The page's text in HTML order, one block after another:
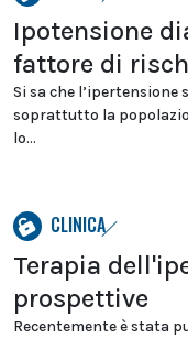
Ipotensione
fattore di
Si sa che l’ipertensione
soprattutto la
lo...
CLINICA
Terapia
prospettive
Recentemente è stata